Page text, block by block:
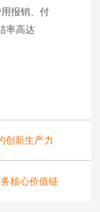
报销、付
率高达
创新生产力
核心价值链